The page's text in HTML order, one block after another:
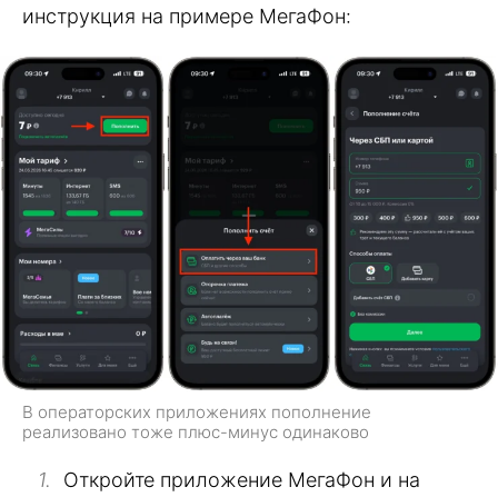
инструкция на примере МегаФон:
В операторских приложениях пополнение
реализовано тоже плюс-минус одинаково
Откройте приложение МегаФон и на